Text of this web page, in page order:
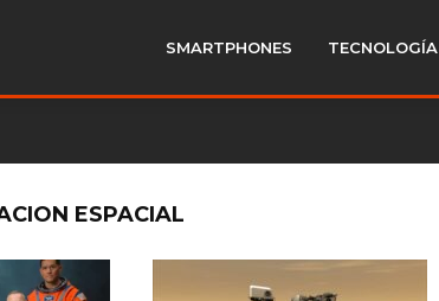
SMARTPHONES TECNOLOGÍA
ESPACIAL